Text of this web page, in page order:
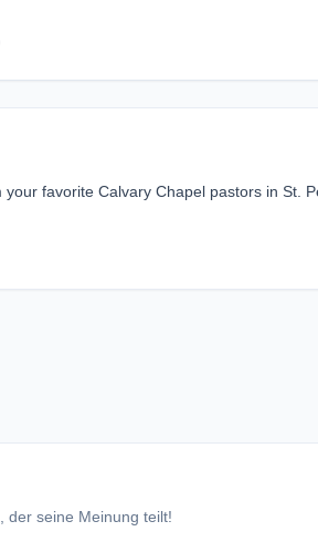
favorite Calvary Chapel pastors in St.
der seine Meinung teilt!